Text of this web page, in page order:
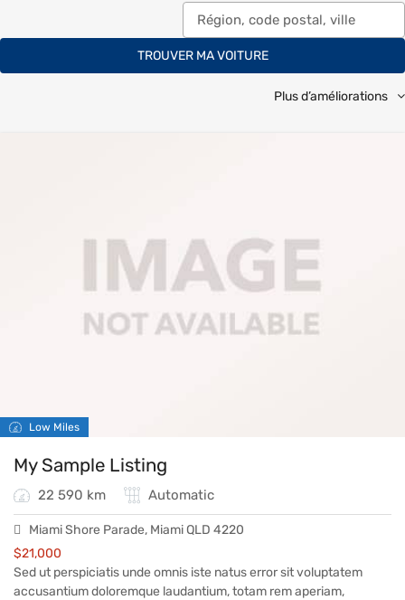
TROUVER MA VOITURE
Plus d’améliorations
Low Miles
My Sample Listing
22 590 km Automatic
Miami Shore Parade, Miami QLD 4220
$21,000
Sed ut perspiciatis unde omnis iste natus error sit voluptatem
accusantium doloremque laudantium, totam rem aperiam,